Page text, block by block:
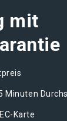
mit
Minuten
Karte